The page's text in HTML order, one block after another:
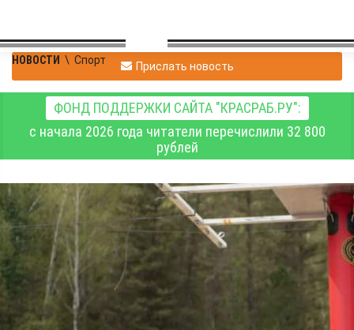
НОВОСТИ \ Спорт Прислать новость
ФОНД ПОДДЕРЖКИ САЙТА "КРАСРАБ.РУ":
с начала 2026 года читатели перечислили 32 800
рублей
У красноярских
экипажей 23 медали
чемпионата России по
рафтингу